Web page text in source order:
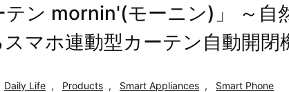
ン mornin'(モーニン)」 ～自
マホ連動型カーテン自動開閉
Daily Life , Products , Smart Appliances , Smart Phone